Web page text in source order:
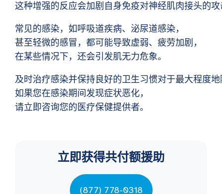
这种增强的反应会加剧自身免疫对神经肌肉接头的
常见的感染，如呼吸道疾病、泌尿道感染，
甚至轻微的感冒，都可能导致虚弱、疲劳加剧，
在某些情况下，还会引发肌无力危象。
及时治疗感染并保持良好的卫生习惯对于最大程度
如果您在感染期间发现症状恶化，
请立即咨询您的医疗保健提供者。
立即获得共付额援助
(877) 778-0318